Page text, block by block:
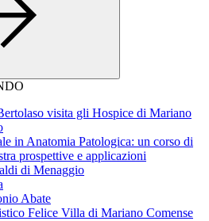
visita gli Hospice di Mariano
in Anatomia Patologica: un corso di
prospettive e applicazioni
di Menaggio
Abate
Felice Villa di Mariano Comense